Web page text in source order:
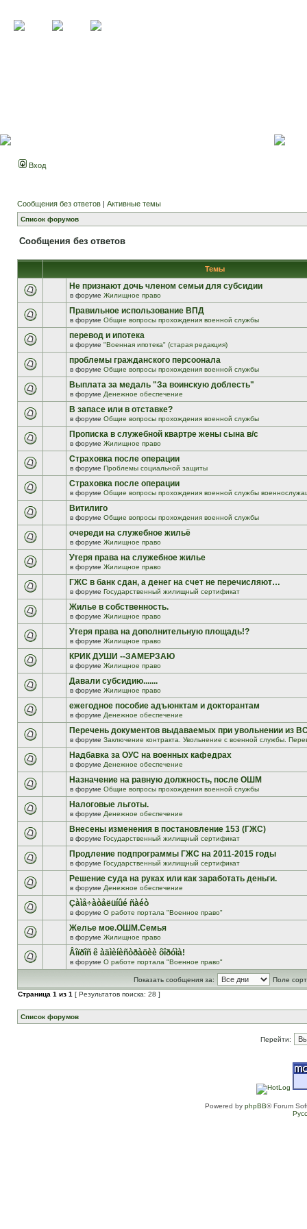
Вход
Сообщения без ответов | Активные темы
Список форумов
Сообщения без ответов
Темы
Не признают дочь членом семьи для субсидии
в форуме Жилищное право
Правильное использование ВПД
в форуме Общие вопросы прохождения военной службы
перевод и ипотека
в форуме "Военная ипотека" (старая редакция)
проблемы гражданского персоонала
в форуме Общие вопросы прохождения военной службы
Выплата за медаль "За воинскую доблесть"
в форуме Денежное обеспечение
В запасе или в отставке?
в форуме Общие вопросы прохождения военной службы
Прописка в служебной квартре жены сына в/с
в форуме Жилищное право
Страховка после операции
в форуме Проблемы социальной защиты
Страховка после операции
в форуме Общие вопросы прохождения военной службы
Витилиго
в форуме Общие вопросы прохождения военной службы
очереди на служебное жильё
в форуме Жилищное право
Утеря права на служебное жилье
в форуме Жилищное право
ГЖС в банк сдан, а денег на счет не перечисляют…
в форуме Государственный жилищный сертификат
Жилье в собственность.
в форуме Жилищное право
Утеря права на дополнительную площадь!?
в форуме Жилищное право
КРИК ДУШИ --ЗАМЕРЗАЮ
в форуме Жилищное право
Давали субсидию.......
в форуме Жилищное право
ежегодное пособие адъюнктам и докторантам
в форуме Денежное обеспечение
Перечень документов выдаваемых при увольнении из
в форуме Заключение контракта. Увольнение с военной службы.
Надбавка за ОУС на военных кафедрах
в форуме Денежное обеспечение
Назначение на равную должность, после ОШМ
в форуме Общие вопросы прохождения военной службы
Налоговые льготы.
в форуме Денежное обеспечение
Внесены изменения в постановление 153 (ГЖС)
в форуме Государственный жилищный сертификат
Продление подпрограммы ГЖС на 2011-2015 годы
в форуме Государственный жилищный сертификат
Решение суда на руках или как заработать деньги.
в форуме Денежное обеспечение
Çàìå÷àòåëüíûé ñàéò
в форуме О работе портала "Военное право"
Желье мое.ОШМ.Семья
в форуме Жилищное право
Âîïðîñ ê àäìèíèñòðàöèè ôîðóìà!
в форуме О работе портала "Военное право"
Показать сообщения за:
Поле
Страница 1 из 1 [ Результатов поиска: 28 ]
Список форумов
Перейти:
Powered by phpBB® Forum